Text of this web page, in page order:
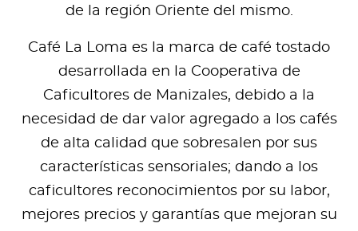
de la región Oriente del mismo.
Café La Loma es la marca de café tostado
desarrollada en la Cooperativa de
Caficultores de Manizales, debido a la
necesidad de dar valor agregado a los cafés
de alta calidad que sobresalen por sus
características sensoriales; dando a los
caficultores reconocimientos por su labor,
mejores precios y garantías que mejoran su